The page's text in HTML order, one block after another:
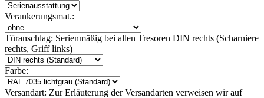
Verankerungsmat.:
Türanschlag: Serienmäßig bei allen Tresoren DIN rechts (Scharniere
rechts, Griff links)
Farbe:
Versandart: Zur Erläuterung der Versandarten verweisen wir auf